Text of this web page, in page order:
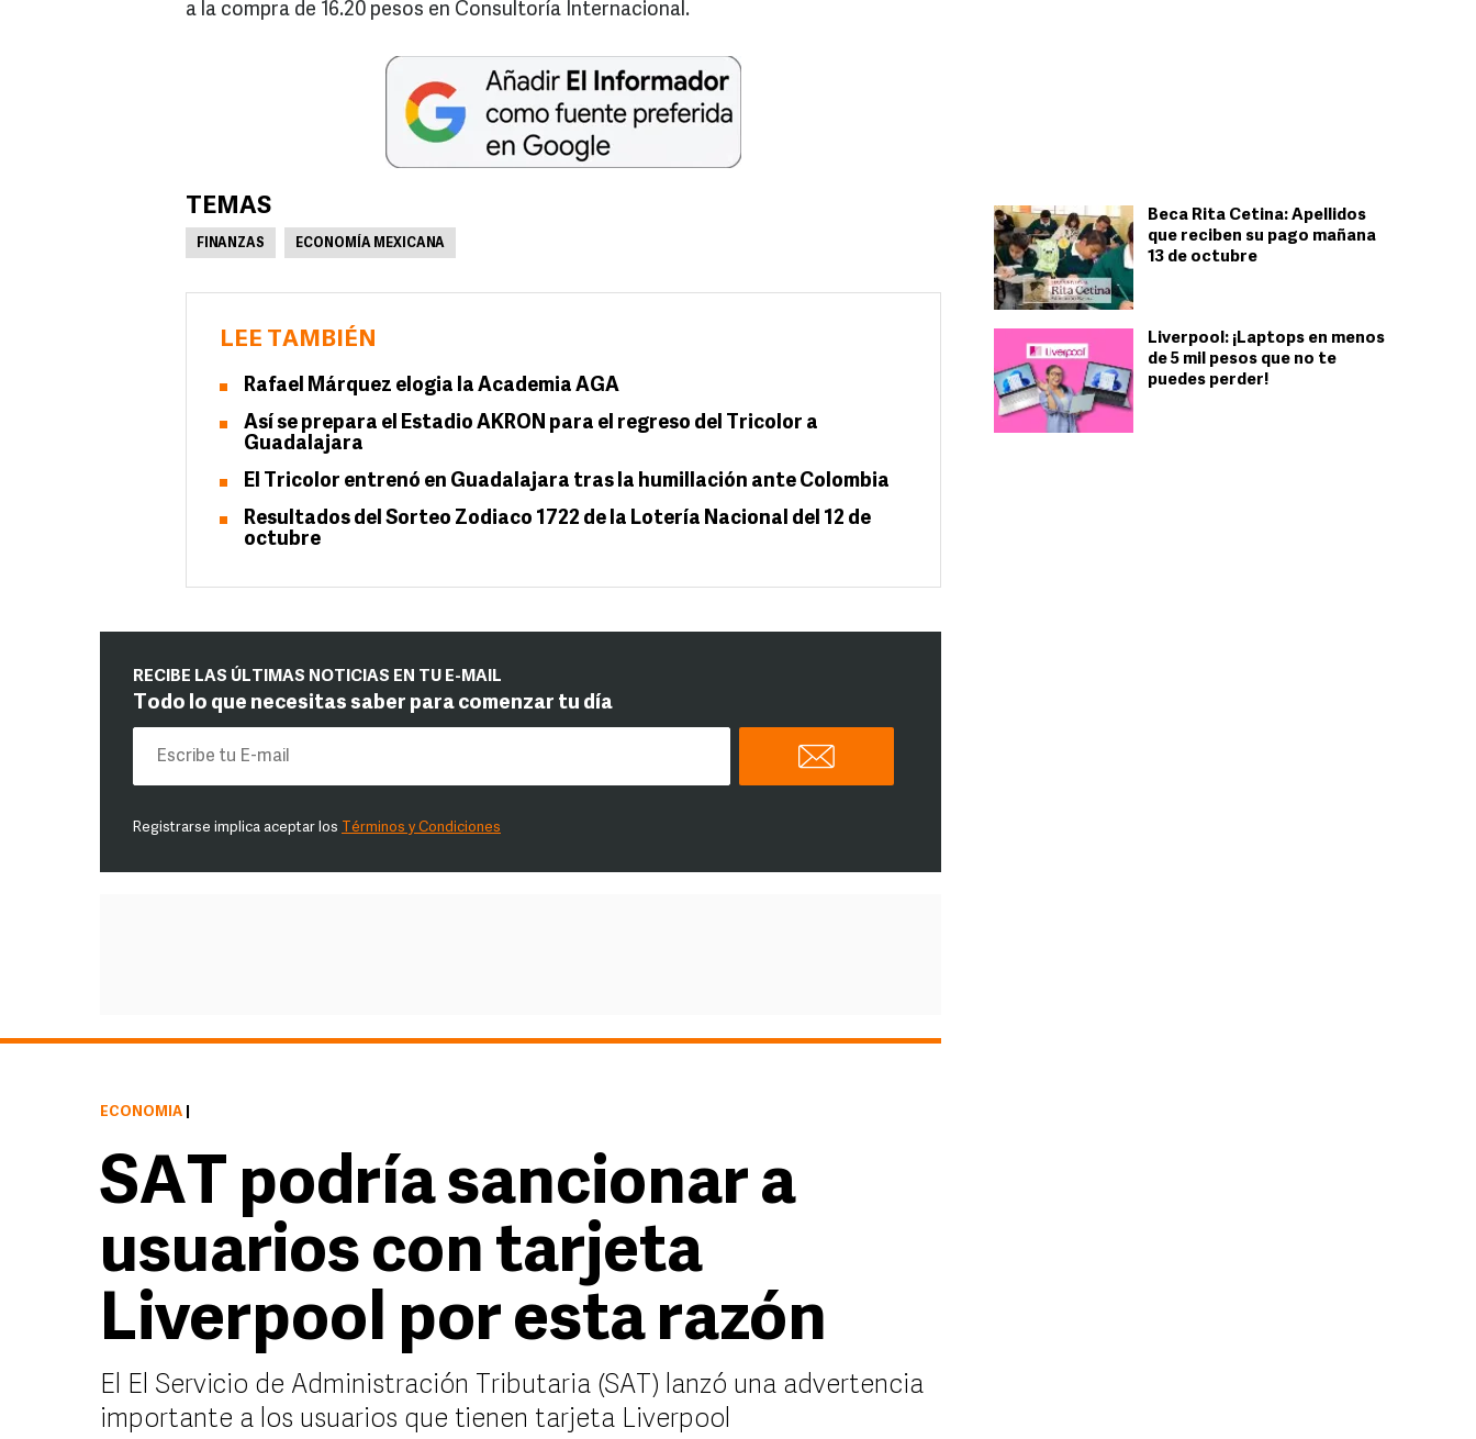
Beca Rita Cetina: Apellidos
que reciben su pago mañana
13 de octubre
Liverpool: ¡Laptops en menos
de 5 mil pesos que no te
puedes perder!
a la compra de 16.20 pesos en Consultoría Internacional.
TEMAS
FINANZAS ECONOMÍA MEXICANA
LEE TAMBIÉN
Rafael Márquez elogia la Academia AGA
Así se prepara el Estadio AKRON para el regreso del Tricolor a
Guadalajara
El Tricolor entrenó en Guadalajara tras la humillación ante Colombia
Resultados del Sorteo Zodiaco 1722 de la Lotería Nacional del 12 de
octubre
RECIBE LAS ÚLTIMAS NOTICIAS EN TU E-MAIL
Todo lo que necesitas saber para comenzar tu día
Registrarse implica aceptar los Términos y Condiciones
ECONOMÍA
SAT podría sancionar a
usuarios con tarjeta
Liverpool por esta razón
El El Servicio de Administración Tributaria (SAT) lanzó una advertencia
importante a los usuarios que tienen tarjeta Liverpool